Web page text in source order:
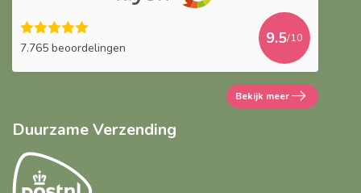
7.765 beoordelingen
9.5/10
Bekijk meer
Duurzame Verzending